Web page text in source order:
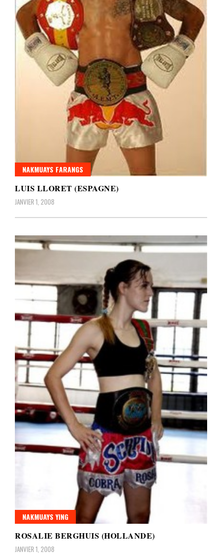
NAKMUAYS FARANGS
LUIS LLORET (ESPAGNE)
JANVIER 1, 2008
NAKMUAYS YING
ROSALIE BERGHUIS (HOLLANDE)
JANVIER 1, 2008